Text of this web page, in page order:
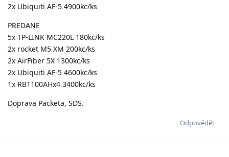
2x Ubiquiti AF-5 4900kc/ks
PREDANE
5x TP-LINK MC220L 180kc/ks
2x rocket M5 XM 200kc/ks
2x AirFiber 5X 1300kc/ks
2x Ubiquiti AF-5 4600kc/ks
1x RB1100AHx4 3400kc/ks
Doprava Packeta, SDS.
Odpovědět